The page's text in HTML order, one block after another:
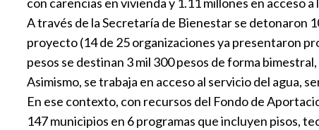
A través de la Secretaría de Bienestar se detonaron
proyecto (14 de 25 organizaciones ya presentaron
pesos se destinan 3 mil 300 pesos de forma
Asimismo, se trabaja en acceso al servicio del agua,
En ese contexto, con recursos del Fondo de
147 municipios en 6 programas que incluyen pisos,